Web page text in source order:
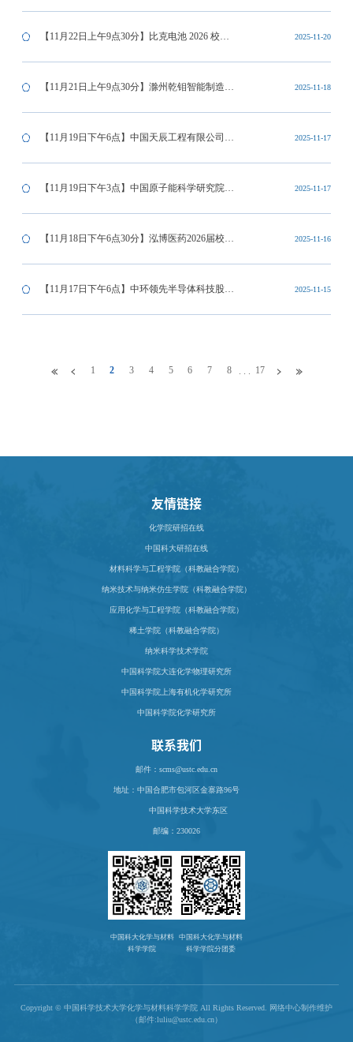
博士、博士后人才引进招聘会
N城联动秋季招聘活动（安徽站）
【11月22日上午9点30分】比克电池 2026 校园
招聘宣讲会
2025-11-20
【11月21日上午9点30分】滁州乾钼智能制造有
限责任公司校园招聘会
2025-11-18
【11月19日下午6点】中国天辰工程有限公司
2026年校园招聘宣讲会
2025-11-17
【11月19日下午3点】中国原子能科学研究院
2026校园招聘会
2025-11-17
【11月18日下午6点30分】泓博医药2026届校园
招聘会
2025-11-16
【11月17日下午6点】中环领先半导体科技股份 2025-11-15
1 2 3 4 5 6 7 8 . . . 17
友情链接
化学院研招在线
中国科大研招在线
材料科学与工程学院（科教融合学院）
纳米技术与纳米仿生学院（科教融合学院）
应用化学与工程学院（科教融合学院）
稀土学院（科教融合学院）
纳米科学技术学院
中国科学院大连化学物理研究所
中国科学院上海有机化学研究所
中国科学院化学研究所
联系我们
邮件：scms@ustc.edu.cn
地址： 中国合肥市包河区金寨路96号
中国科学技术大学东区
邮编：230026
中国科大化学与材料
科学学院
中国科大化学与材料
科学学院分团委
Copyright © 中国科学技术大学化学与材料科学学院 All Rights Reserved. 网络中心制作维护
（邮件:luliu@ustc.edu.cn）